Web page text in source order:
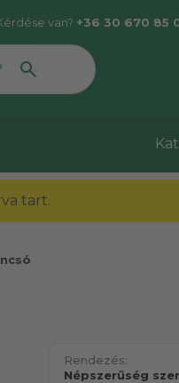
van? +36 30 670 85
tart.
Rendezés: